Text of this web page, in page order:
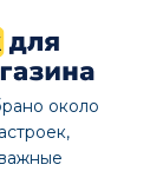
около